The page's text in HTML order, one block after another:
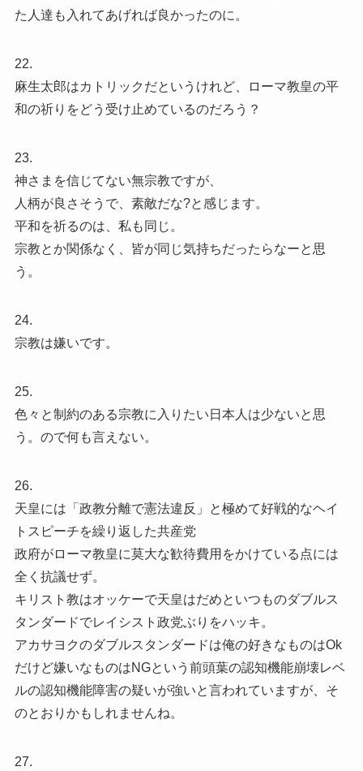
た人達も入れてあげれば良かったのに。
22.
麻生太郎はカトリックだというけれど、ローマ教皇の平
和の祈りをどう受け止めているのだろう？
23.
神さまを信じてない無宗教ですが、
人柄が良さそうで、素敵だな?と感じます。
平和を祈るのは、私も同じ。
宗教とか関係なく、皆が同じ気持ちだったらなーと思
う。
24.
宗教は嫌いです。
25.
色々と制約のある宗教に入りたい日本人は少ないと思
う。ので何も言えない。
26.
天皇には「政教分離で憲法違反」と極めて好戦的なヘイ
トスピーチを繰り返した共産党
政府がローマ教皇に莫大な歓待費用をかけている点には
全く抗議せず。
キリスト教はオッケーで天皇はだめといつものダブルス
タンダードでレイシスト政党ぶりをハッキ。
アカサヨクのダブルスタンダードは俺の好きなものはOk
だけど嫌いなものはNGという前頭葉の認知機能崩壊レベ
ルの認知機能障害の疑いが強いと言われていますが、そ
のとおりかもしれませんね。
27.